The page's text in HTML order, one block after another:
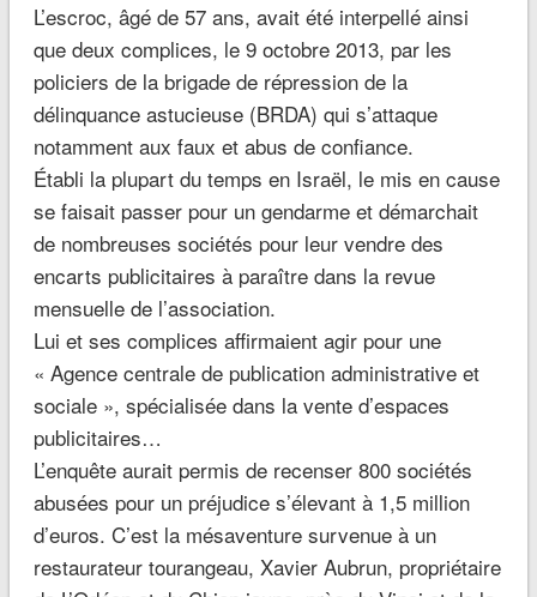
L’escroc, âgé de 57 ans, avait été interpellé ainsi
que deux complices, le 9 octobre 2013, par les
policiers de la brigade de répression de la
délinquance astucieuse (BRDA) qui s’attaque
notamment aux faux et abus de confiance.
Établi la plupart du temps en Israël, le mis en cause
se faisait passer pour un gendarme et démarchait
de nombreuses sociétés pour leur vendre des
encarts publicitaires à paraître dans la revue
mensuelle de l’association.
Lui et ses complices affirmaient agir pour une
« Agence centrale de publication administrative et
sociale », spécialisée dans la vente d’espaces
publicitaires…
L’enquête aurait permis de recenser 800 sociétés
abusées pour un préjudice s’élevant à 1,5 million
d’euros. C’est la mésaventure survenue à un
restaurateur tourangeau, Xavier Aubrun, propriétaire